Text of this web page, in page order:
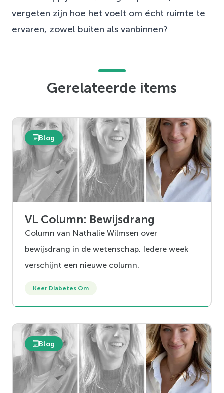
vergeten zijn hoe het voelt om écht ruimte te
ervaren, zowel buiten als vanbinnen?
Gerelateerde items
Blog
VL Column: Bewijsdrang
Column van Nathalie Wilmsen over
bewijsdrang in de wetenschap. Iedere week
verschijnt een nieuwe column.
Keer Diabetes Om
Blog